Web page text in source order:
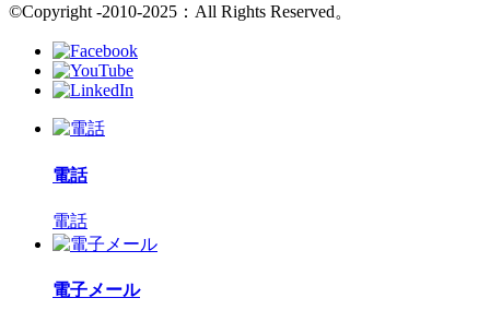
©Copyright -2010-2025：All Rights Reserved。
電話
電話
電子メール